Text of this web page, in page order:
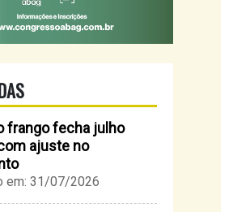
frango fecha julho
ajuste no
em: 31/07/2026